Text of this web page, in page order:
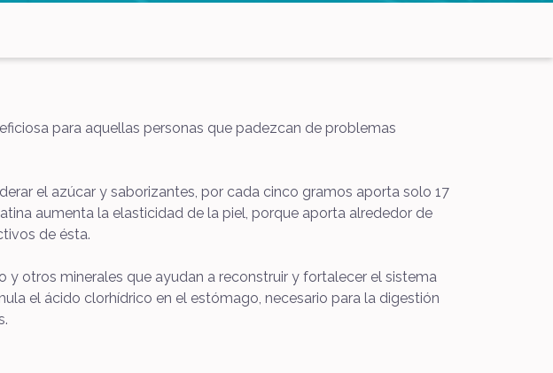
para aquellas personas que padezcan de problemas
el azúcar y saborizantes, por cada cinco gramos aporta solo 17
aumenta la elasticidad de la piel, porque aporta alrededor de
de ésta.
y otros minerales que ayudan a reconstruir y fortalecer el sistema
el ácido clorhídrico en el estómago, necesario para la digestión